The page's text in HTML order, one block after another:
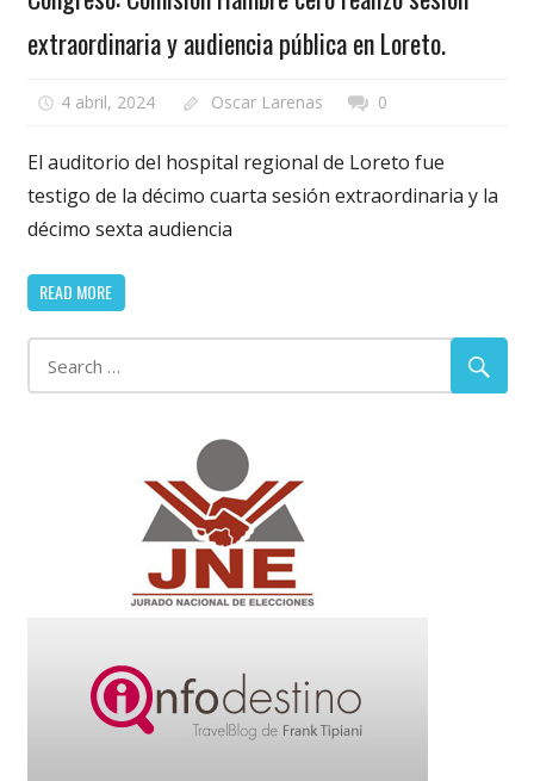
extraordinaria y audiencia pública en Loreto.
4 abril, 2024 Oscar Larenas 0
El auditorio del hospital regional de Loreto fue
testigo de la décimo cuarta sesión extraordinaria y la
décimo sexta audiencia
READ MORE